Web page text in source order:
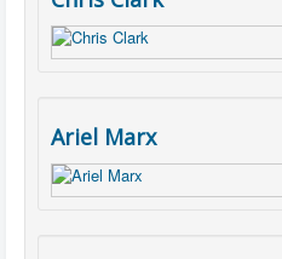
Ariel Marx